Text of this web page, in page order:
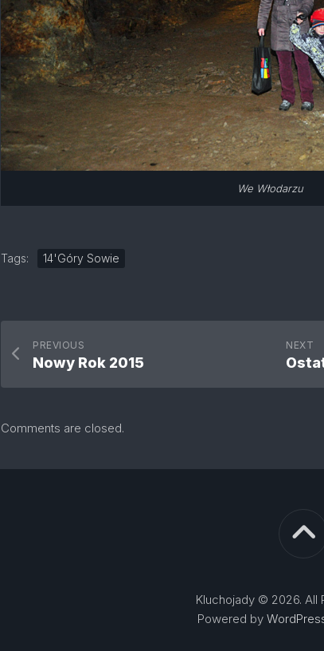
We Włodarzu
Tags: 14'Góry Sowie
NEXT
PREVIOUS
Nowy Rok 2015
Comments are closed.
Kluchojady © 2026. All
Powered by